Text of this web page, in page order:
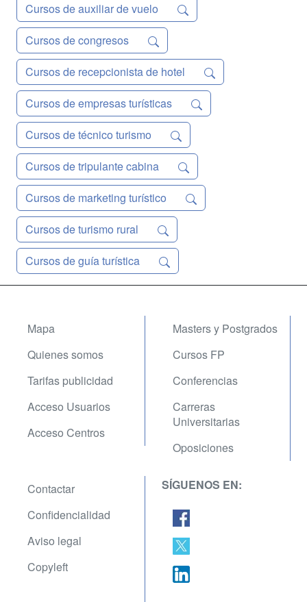
Cursos de auxiliar de vuelo
Cursos de congresos
Cursos de recepcionista de hotel
Cursos de empresas turísticas
Cursos de técnico turismo
Cursos de tripulante cabina
Cursos de marketing turístico
Cursos de turismo rural
Cursos de guía turística
Mapa
Quienes somos
Tarifas publicidad
Acceso Usuarios
Acceso Centros
Masters y Postgrados
Cursos FP
Conferencias
Carreras
Universitarias
Oposiciones
Contactar
Confidencialidad
Aviso legal
Copyleft
SÍGUENOS EN: